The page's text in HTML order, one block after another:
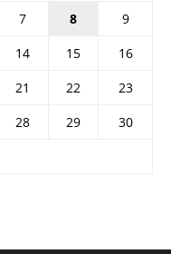
7 8
9
14 15
16
21 22
23
28 29
30